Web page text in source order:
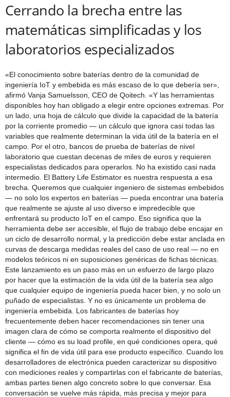
Cerrando la brecha entre las
matemáticas simplificadas y los
laboratorios especializados
«El conocimiento sobre baterías dentro de la comunidad de
ingeniería IoT y embebida es más escaso de lo que debería ser»,
afirmó Vanja Samuelsson, CEO de Qoitech. «Y las herramientas
disponibles hoy han obligado a elegir entre opciones extremas. Por
un lado, una hoja de cálculo que divide la capacidad de la batería
por la corriente promedio — un cálculo que ignora casi todas las
variables que realmente determinan la vida útil de la batería en el
campo. Por el otro, bancos de prueba de baterías de nivel
laboratorio que cuestan decenas de miles de euros y requieren
especialistas dedicados para operarlos. No ha existido casi nada
intermedio. El Battery Life Estimator es nuestra respuesta a esa
brecha. Queremos que cualquier ingeniero de sistemas embebidos
— no solo los expertos en baterías — pueda encontrar una batería
que realmente se ajuste al uso diverso e impredecible que
enfrentará su producto IoT en el campo. Eso significa que la
herramienta debe ser accesible, el flujo de trabajo debe encajar en
un ciclo de desarrollo normal, y la predicción debe estar anclada en
curvas de descarga medidas reales del caso de uso real — no en
modelos teóricos ni en suposiciones genéricas de fichas técnicas.
Este lanzamiento es un paso más en un esfuerzo de largo plazo
por hacer que la estimación de la vida útil de la batería sea algo
que cualquier equipo de ingeniería pueda hacer bien, y no solo un
puñado de especialistas. Y no es únicamente un problema de
ingeniería embebida. Los fabricantes de baterías hoy
frecuentemente deben hacer recomendaciones sin tener una
imagen clara de cómo se comporta realmente el dispositivo del
cliente — cómo es su load profile, en qué condiciones opera, qué
significa el fin de vida útil para ese producto específico. Cuando los
desarrolladores de electrónica pueden caracterizar su dispositivo
con mediciones reales y compartirlas con el fabricante de baterías,
ambas partes tienen algo concreto sobre lo que conversar. Esa
conversación se vuelve más rápida, más precisa y mejor para